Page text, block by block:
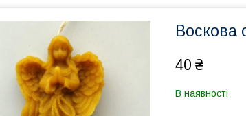
Воскова
40 ₴
В наявності